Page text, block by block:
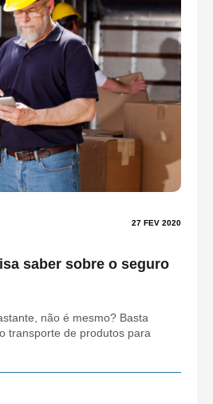
27 FEV 2020
saber sobre o seguro
não é mesmo? Basta
transporte de produtos para